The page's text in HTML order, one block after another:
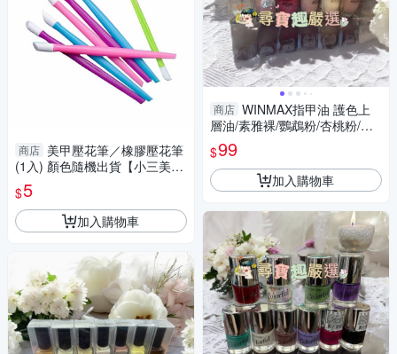
商店 美甲壓花筆／橡膠壓花筆
(1入) 顏色隨機出貨【小三美
日】 DS018434
$5
加入購物車
商店 WINMAX指甲油 護色上
層油/素雅裸/鸚鵡粉/杏桃粉/碧
藕褐/快乾潤色基底油
$99
加入購物車